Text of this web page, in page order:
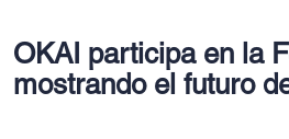
OKAI participa en la
mostrando el futuro